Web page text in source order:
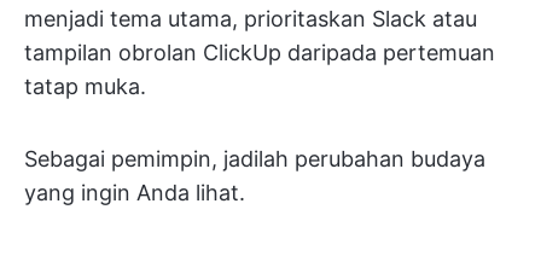
menjadi tema utama, prioritaskan Slack atau
tampilan obrolan ClickUp daripada pertemuan
tatap muka.
Sebagai pemimpin, jadilah perubahan budaya
yang ingin Anda lihat.